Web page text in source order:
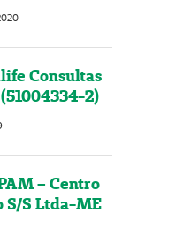
Consultas
2)
– Centro
S/S Ltda-ME